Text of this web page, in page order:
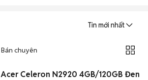
Tin mới nhất
Bán chuyên
Acer Celeron N2920 4GB/120GB Đen